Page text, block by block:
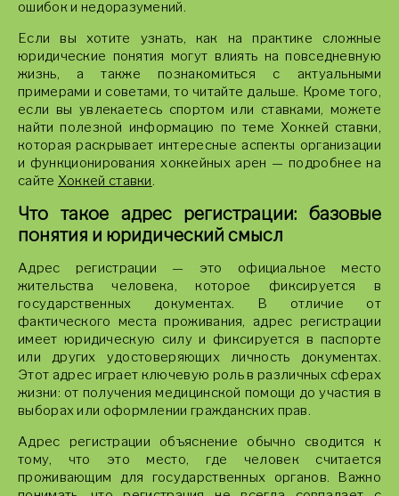
ошибок и недоразумений.
Если вы хотите узнать, как на практике сложные
юридические понятия могут влиять на повседневную
жизнь, а также познакомиться с актуальными
примерами и советами, то читайте дальше. Кроме того,
если вы увлекаетесь спортом или ставками, можете
найти полезной информацию по теме Хоккей ставки,
которая раскрывает интересные аспекты организации
и функционирования хоккейных арен — подробнее на
сайте Хоккей ставки.
Что такое адрес регистрации: базовые
понятия и юридический смысл
Адрес регистрации — это официальное место
жительства человека, которое фиксируется в
государственных документах. В отличие от
фактического места проживания, адрес регистрации
имеет юридическую силу и фиксируется в паспорте
или других удостоверяющих личность документах.
Этот адрес играет ключевую роль в различных сферах
жизни: от получения медицинской помощи до участия в
выборах или оформлении гражданских прав.
Адрес регистрации объяснение обычно сводится к
тому, что это место, где человек считается
проживающим для государственных органов. Важно